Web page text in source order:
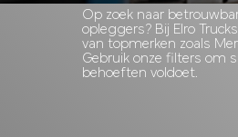
Op zoek naar
opleggers? Bij Elro
van topmerken zoals
Gebruik onze filters om
behoeften voldoet.